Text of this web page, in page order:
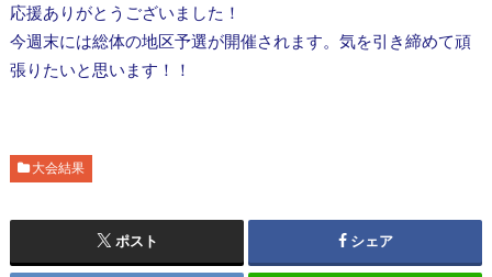
応援ありがとうございました！
今週末には総体の地区予選が開催されます。気を引き締めて頑
張りたいと思います！！
大会結果
ポスト シェア